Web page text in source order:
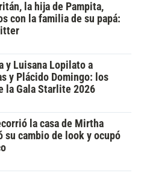
la hija de Pampita,
con la familia de su papá:
y Luisana Lopilato a
y Plácido Domingo: los
la Gala Starlite 2026
la casa de Mirtha
su cambio de look y ocupó